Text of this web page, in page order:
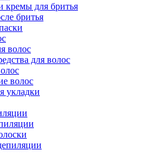
кремы для бритья
бритья
волос
для волос
волос
укладки